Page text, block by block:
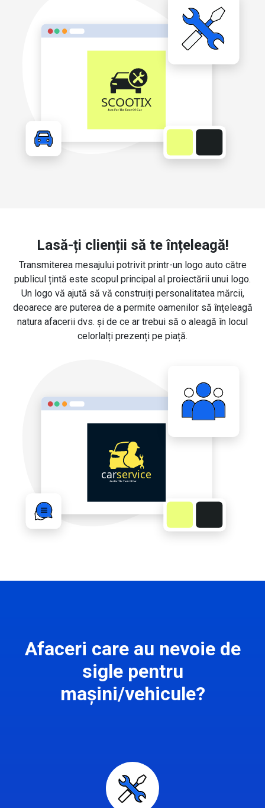
Lasă-ți clienții să te înțeleagă!
Transmiterea mesajului potrivit printr-un logo auto către
publicul țintă este scopul principal al proiectării unui logo.
Un logo vă ajută să vă construiți personalitatea mărcii,
deoarece are puterea de a permite oamenilor să înțeleagă
natura afacerii dvs. și de ce ar trebui să o aleagă în locul
celorlalți prezenți pe piață.
Afaceri care au nevoie de
sigle pentru
mașini/vehicule?